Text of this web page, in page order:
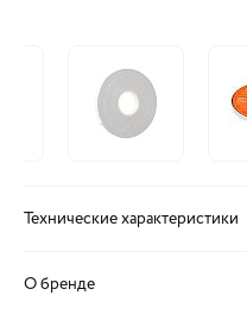
Технические характеристики
О бренде